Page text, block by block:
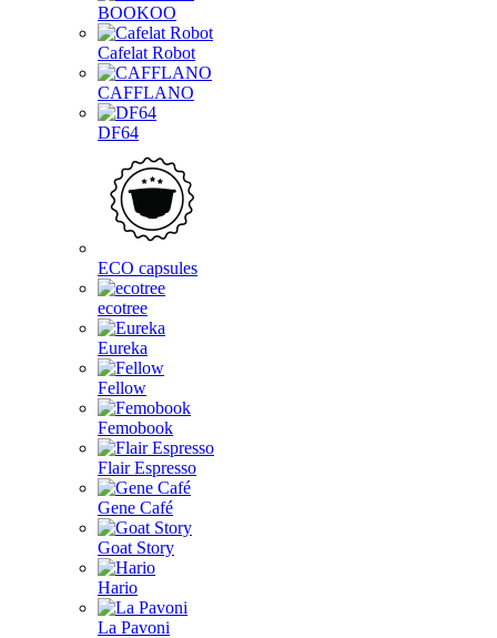
BOOKOO
Cafelat Robot
CAFFLANO
DF64
ECO capsules
ecotree
Eureka
Fellow
Femobook
Flair Espresso
Gene Café
Goat Story
Hario
La Pavoni